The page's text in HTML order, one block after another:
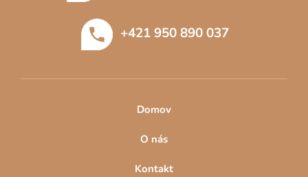
r
v
ý
p
i
s
u
+421 950 890 037
Domov
O nás
Kontakt